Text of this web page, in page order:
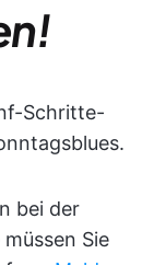
Schritte-
bei der
Sie